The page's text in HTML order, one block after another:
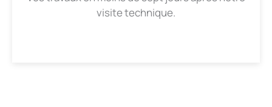
visite technique.